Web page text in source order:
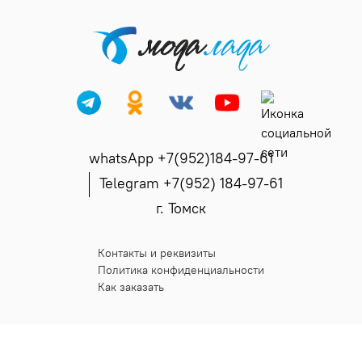
whatsApp +7(952)184-97-61
Telegram +7(952) 184-97-61
г. Томск
Контакты и реквизиты
Политика конфиденциальности
Как заказать